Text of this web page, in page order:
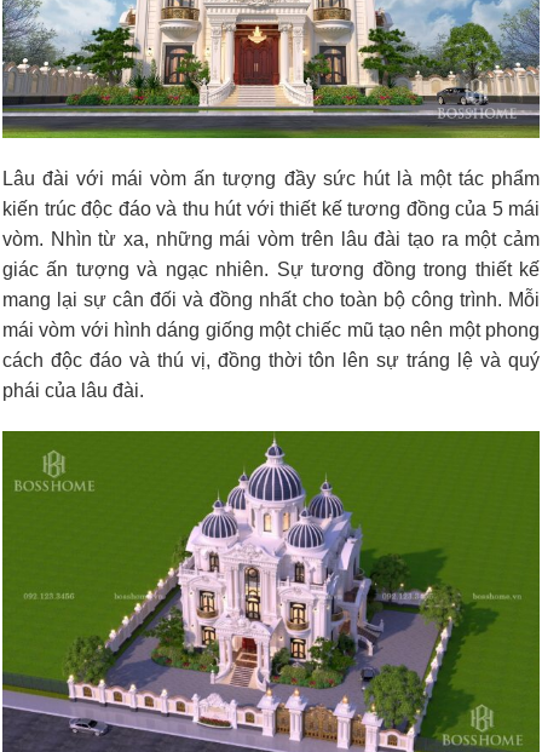
Lâu đài với mái vòm ấn tượng đầy sức hút là một tác phẩm
kiến trúc độc đáo và thu hút với thiết kế tương đồng của 5 mái
vòm. Nhìn từ xa, những mái vòm trên lâu đài tạo ra một cảm
giác ấn tượng và ngạc nhiên. Sự tương đồng trong thiết kế
mang lại sự cân đối và đồng nhất cho toàn bộ công trình. Mỗi
mái vòm với hình dáng giống một chiếc mũ tạo nên một phong
cách độc đáo và thú vị, đồng thời tôn lên sự tráng lệ và quý
phái của lâu đài.